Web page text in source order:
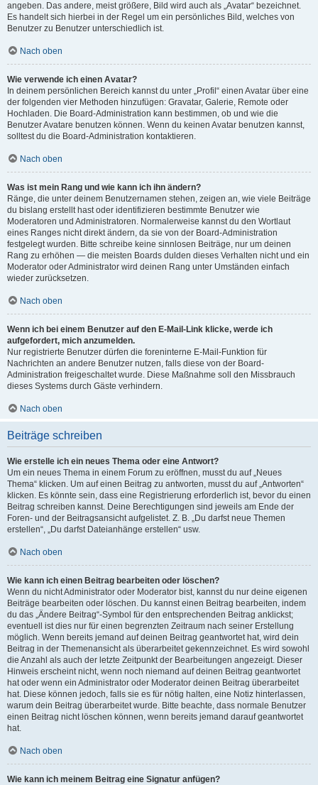
angeben. Das andere, meist größere, Bild wird auch als „Avatar“ bezeichnet.
Es handelt sich hierbei in der Regel um ein persönliches Bild, welches von
Benutzer zu Benutzer unterschiedlich ist.
Nach oben
Wie verwende ich einen Avatar?
In deinem persönlichen Bereich kannst du unter „Profil“ einen Avatar über eine
der folgenden vier Methoden hinzufügen: Gravatar, Galerie, Remote oder
Hochladen. Die Board-Administration kann bestimmen, ob und wie die
Benutzer Avatare benutzen können. Wenn du keinen Avatar benutzen kannst,
solltest du die Board-Administration kontaktieren.
Nach oben
Was ist mein Rang und wie kann ich ihn ändern?
Ränge, die unter deinem Benutzernamen stehen, zeigen an, wie viele Beiträge
du bislang erstellt hast oder identifizieren bestimmte Benutzer wie
Moderatoren und Administratoren. Normalerweise kannst du den Wortlaut
eines Ranges nicht direkt ändern, da sie von der Board-Administration
festgelegt wurden. Bitte schreibe keine sinnlosen Beiträge, nur um deinen
Rang zu erhöhen — die meisten Boards dulden dieses Verhalten nicht und ein
Moderator oder Administrator wird deinen Rang unter Umständen einfach
wieder zurücksetzen.
Nach oben
Wenn ich bei einem Benutzer auf den E-Mail-Link klicke, werde ich
aufgefordert, mich anzumelden.
Nur registrierte Benutzer dürfen die foreninterne E-Mail-Funktion für
Nachrichten an andere Benutzer nutzen, falls diese von der Board-
Administration freigeschaltet wurde. Diese Maßnahme soll den Missbrauch
dieses Systems durch Gäste verhindern.
Nach oben
Beiträge schreiben
Wie erstelle ich ein neues Thema oder eine Antwort?
Um ein neues Thema in einem Forum zu eröffnen, musst du auf „Neues
Thema“ klicken. Um auf einen Beitrag zu antworten, musst du auf „Antworten“
klicken. Es könnte sein, dass eine Registrierung erforderlich ist, bevor du einen
Beitrag schreiben kannst. Deine Berechtigungen sind jeweils am Ende der
Foren- und der Beitragsansicht aufgelistet. Z. B. „Du darfst neue Themen
erstellen“, „Du darfst Dateianhänge erstellen“ usw.
Nach oben
Wie kann ich einen Beitrag bearbeiten oder löschen?
Wenn du nicht Administrator oder Moderator bist, kannst du nur deine eigenen
Beiträge bearbeiten oder löschen. Du kannst einen Beitrag bearbeiten, indem
du das „Ändere Beitrag“-Symbol für den entsprechenden Beitrag anklickst;
eventuell ist dies nur für einen begrenzten Zeitraum nach seiner Erstellung
möglich. Wenn bereits jemand auf deinen Beitrag geantwortet hat, wird dein
Beitrag in der Themenansicht als überarbeitet gekennzeichnet. Es wird sowohl
die Anzahl als auch der letzte Zeitpunkt der Bearbeitungen angezeigt. Dieser
Hinweis erscheint nicht, wenn noch niemand auf deinen Beitrag geantwortet
hat oder wenn ein Administrator oder Moderator deinen Beitrag überarbeitet
hat. Diese können jedoch, falls sie es für nötig halten, eine Notiz hinterlassen,
warum dein Beitrag überarbeitet wurde. Bitte beachte, dass normale Benutzer
einen Beitrag nicht löschen können, wenn bereits jemand darauf geantwortet
hat.
Nach oben
Wie kann ich meinem Beitrag eine Signatur anfügen?